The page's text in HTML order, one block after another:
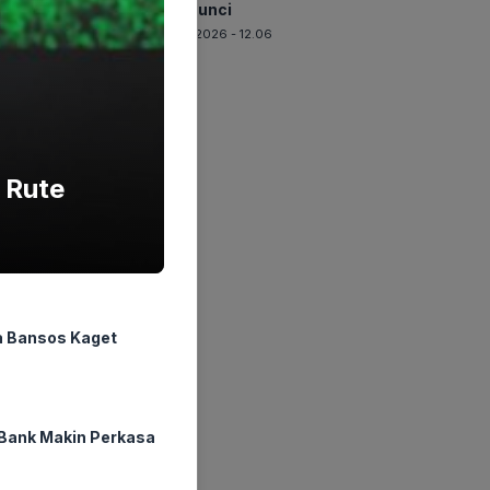
Jadi Kunci
05-08-2026 - 12.06
Bansos Kaget
Makin Perkasa